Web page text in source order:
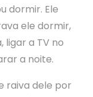
dormir. Ele
ele dormir,
ligar a TV no
a noite.
raiva dele por